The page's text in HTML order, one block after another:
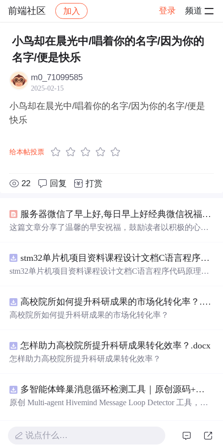
前端社区 加入 登录 频道
社区 前端社区 感慨 帖子详情
小鸟却在晨光中/唱着你的名字/因为你的
名字/便是快乐
m0_71099585
2025-02-15
小鸟却在晨光中/唱着你的名字/因为你的名字/便是
快乐
给本帖投票
22 回复 打赏
服务器微信了早上好,每日早上好经典微信祝福晨语（25页）-原创力文档
这篇文章分享了温馨的早安祝福，鼓励读者以积极的心态
stm32单片机项目资料课程设计文档C语言程序代码原理图电路PCB实例悬挂运动控制系统论文资料
stm32单片机项目资料课程设计文档C语言程序代码原理图
高校院所如何提升科研成果的市场化转化率？.docx
高校院所如何提升科研成果的市场化转化率？
怎样助力高校院所提升科研成果转化效率？.docx
怎样助力高校院所提升科研成果转化效率？
多智能体蜂巢消息循环检测工具｜原创源码+测试+离线报告
原创 Multi-agent Hivemind Message Loop Detector 工具，建
试、可复现合成示例、离线 HTML/JSON/SVG 报告、1080
说点什么…